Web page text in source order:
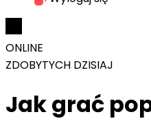
ONLINE
ZDOBYTYCH DZISIAJ
Jak grać